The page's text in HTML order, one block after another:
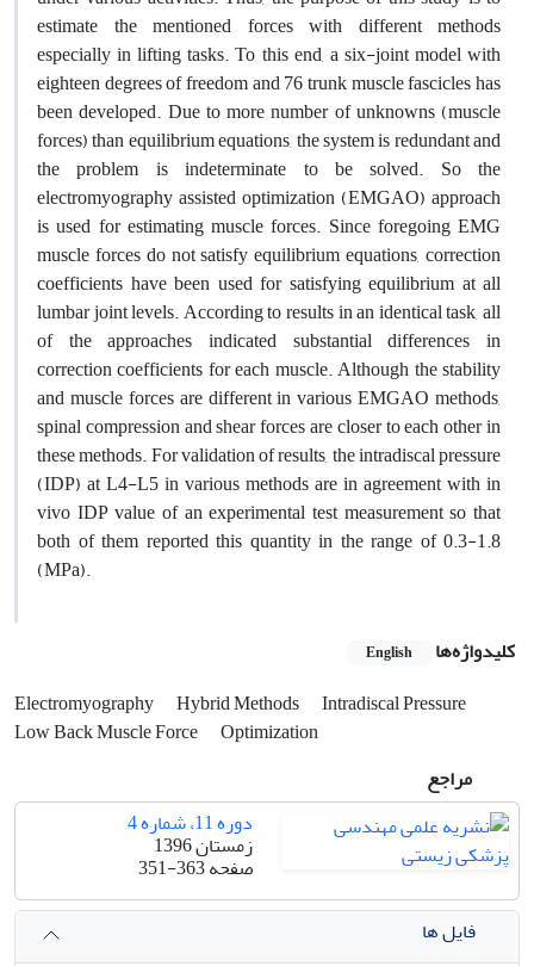
estimate the mentioned forces with different methods
especially in lifting tasks. To this end, a six-joint model with
eighteen degrees of freedom and 76 trunk muscle fascicles has
been developed. Due to more number of unknowns (muscle
forces) than equilibrium equations, the system is redundant and
the problem is indeterminate to be solved. So the
electromyography assisted optimization (EMGAO) approach
is used for estimating muscle forces. Since foregoing EMG
muscle forces do not satisfy equilibrium equations, correction
coefficients have been used for satisfying equilibrium at all
lumbar joint levels. According to results in an identical task, all
of the approaches indicated substantial differences in
correction coefficients for each muscle. Although the stability
and muscle forces are different in various EMGAO methods,
spinal compression and shear forces are closer to each other in
these methods. For validation of results, the intradiscal pressure
(IDP) at L4-L5 in various methods are in agreement with in
vivo IDP value of an experimental test measurement so that
both of them reported this quantity in the range of 0.3-1.8
(MPa).
کلیدواژه‌ها English
Electromyography Hybrid Methods
Intradiscal Pressure
Low Back Muscle Force
Optimization
مراجع
دوره 11، شماره 4
زمستان 1396
صفحه351-363
فایل ها